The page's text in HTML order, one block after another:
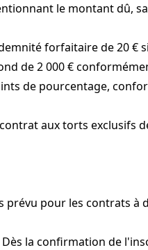
le montant dû,
forfaitaire de 20 €
de 2 000 €
de pourcentage,
aux torts exclusifs
pour les contrats à
la confirmation de